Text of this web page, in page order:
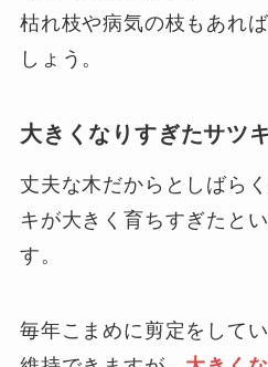
枯れ枝や病気の枝もあれ
しょう。
大きくなりすぎたサツ
丈夫な木だからとしばら
キが大きく育ちすぎたと
す。
毎年こまめに剪定をして